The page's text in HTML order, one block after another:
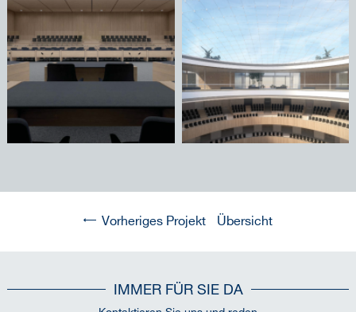
Vorheriges Projekt Übersicht
IMMER FÜR SIE DA